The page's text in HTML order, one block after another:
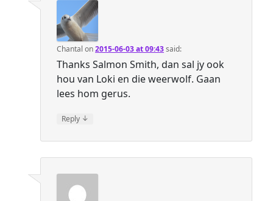
Chantal on2015-06-03 at 09:43said:
Thanks Salmon Smith, dan sal jy ook
hou van Loki en die weerwolf. Gaan
lees hom gerus.
Reply ↓